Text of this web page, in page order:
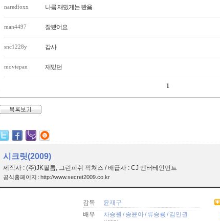
naredfoxx 나름 재밌게는 봤음.
man4497 잘봤어요
snc1228y 감사
moviepan 재밌던
1
시크릿(2009)
제작사 : (주)JK필름, 그린피쉬 픽쳐스 / 배급사 : CJ 엔터테인먼트
공식홈페이지 : http://www.secret2009.co.kr
감독
윤재구
배우
차승원 /송윤아/류승룡 /김인권